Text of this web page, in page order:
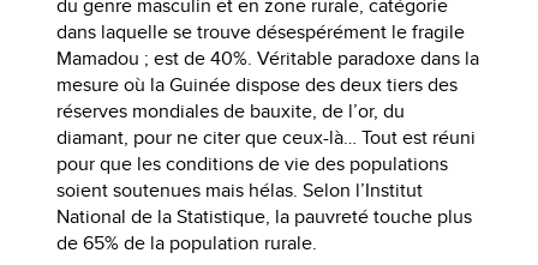
dans laquelle se trouve désespérément le fragile
Mamadou ; est de 40%. Véritable paradoxe dans la
mesure où la Guinée dispose des deux tiers des
réserves mondiales de bauxite, de l’or, du
diamant, pour ne citer que ceux-là… Tout est réuni
pour que les conditions de vie des populations
soient soutenues mais hélas. Selon l’Institut
National de la Statistique, la pauvreté touche plus
de 65% de la population rurale.